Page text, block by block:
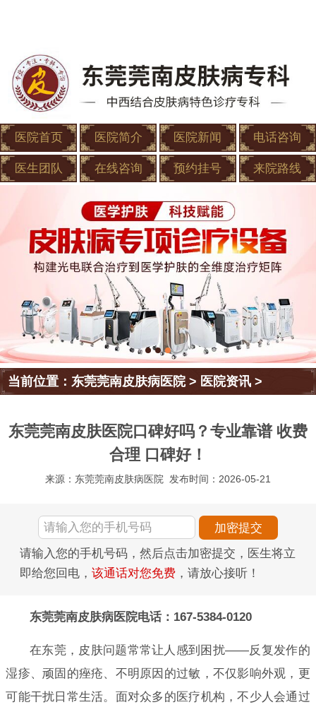
医院首页 医院简介 医院新闻 电话咨询
医生团队 在线咨询 预约挂号 来院路线
当前位置：东莞莞南皮肤病医院> 医院资讯 >
东莞莞南皮肤医院口碑好吗？专业靠谱 收费
合理 口碑好！
来源：东莞莞南皮肤病医院 发布时间：2026-05-21
请输入您的手机号码，然后点击加密提交，医生将立
即给您回电， 该通话对您免费 ，请放心接听！
东莞莞南皮肤病医院电话：167-5384-0120
在东莞，皮肤问题常常让人感到困扰——反复发作的
湿疹、顽固的痤疮、不明原因的过敏，不仅影响外观，更
可能干扰日常生活。面对众多的医疗机构，不少人会通过